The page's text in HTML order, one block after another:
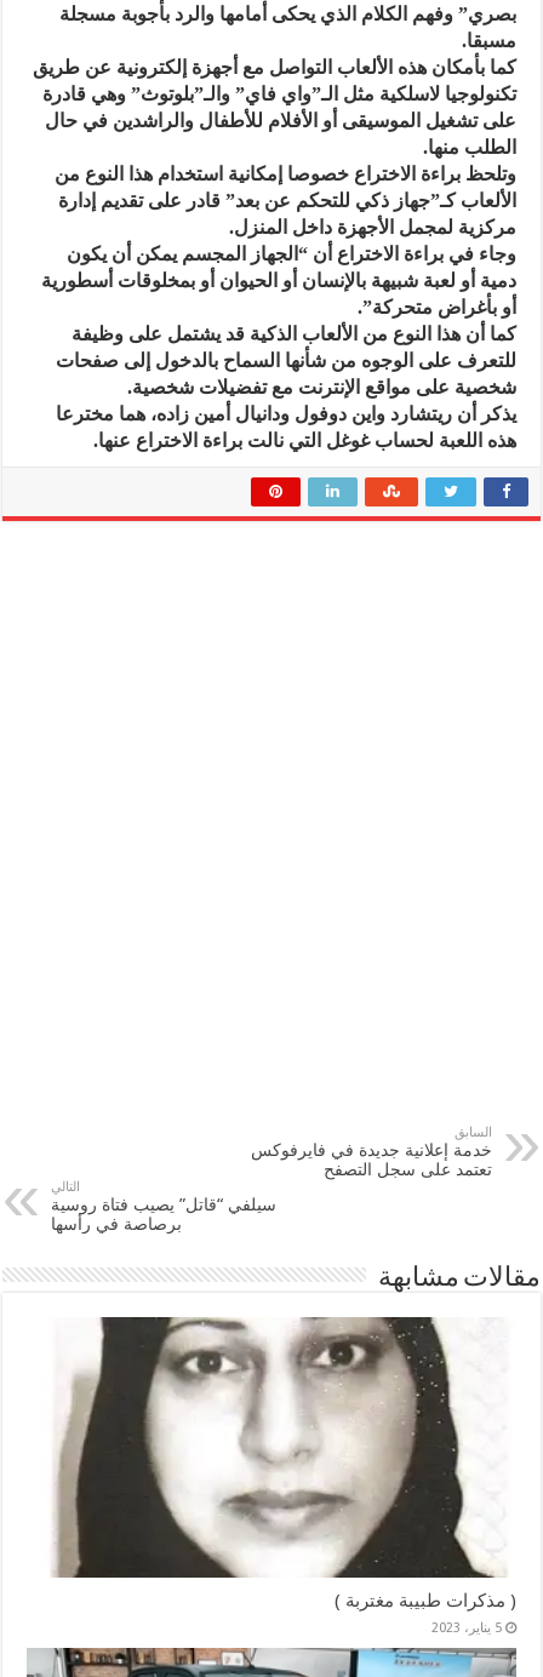
بصري” وفهم الكلام الذي يحكى أمامها والرد بأجوبة مسجلة
مسبقا.
كما بأمكان هذه الألعاب التواصل مع أجهزة إلكترونية عن طريق
تكنولوجيا لاسلكية مثل الـ”واي فاي” والـ”بلوتوث” وهي قادرة
على تشغيل الموسيقى أو الأفلام للأطفال والراشدين في حال
الطلب منها.
وتلحظ براءة الاختراع خصوصا إمكانية استخدام هذا النوع من
الألعاب كـ”جهاز ذكي للتحكم عن بعد” قادر على تقديم إدارة
مركزية لمجمل الأجهزة داخل المنزل.
وجاء في براءة الاختراع أن “الجهاز المجسم يمكن أن يكون
دمية أو لعبة شبيهة بالإنسان أو الحيوان أو بمخلوقات أسطورية
أو بأغراض متحركة”.
كما أن هذا النوع من الألعاب الذكية قد يشتمل على وظيفة
للتعرف على الوجوه من شأنها السماح بالدخول إلى صفحات
شخصية على مواقع الإنترنت مع تفضيلات شخصية.
يذكر أن ريتشارد واين دوفول ودانيال أمين زاده، هما مخترعا
هذه اللعبة لحساب غوغل التي نالت براءة الاختراع عنها.
السابق
خدمة إعلانية جديدة في فايرفوكس
تعتمد على سجل التصفح
التالي
سيلفي “قاتل” يصيب فتاة روسية
برصاصة في رأسها
مقالات مشابهة
( مذكرات طبيبة مغتربة )
5 يناير، 2023